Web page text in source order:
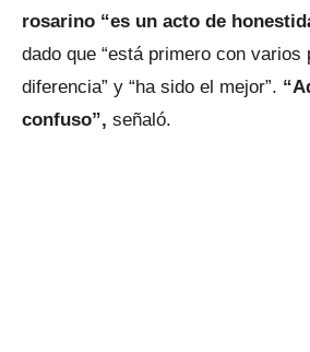
rosarino “es un acto de
dado que “está primero con varios
diferencia” y “ha sido el mejor”.
confuso”, señaló.